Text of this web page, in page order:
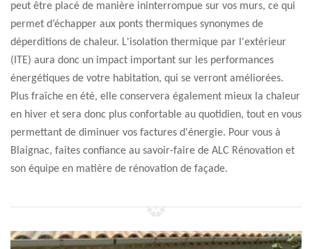
peut être placé de manière ininterrompue sur vos murs, ce qui
permet d’échapper aux ponts thermiques synonymes de
déperditions de chaleur. L'isolation thermique par l'extérieur
(ITE) aura donc un impact important sur les performances
énergétiques de votre habitation, qui se verront améliorées.
Plus fraîche en été, elle conservera également mieux la chaleur
en hiver et sera donc plus confortable au quotidien, tout en vous
permettant de diminuer vos factures d'énergie. Pour vous à
Blaignac, faites confiance au savoir-faire de ALC Rénovation et
son équipe en matière de rénovation de façade.